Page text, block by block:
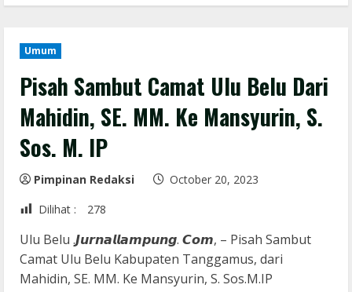
Umum
Pisah Sambut Camat Ulu Belu Dari
Mahidin, SE. MM. Ke Mansyurin, S.
Sos. M. IP
Pimpinan Redaksi
October 20, 2023
Dilihat :
278
Ulu Belu .𝙅𝙪𝙧𝙣𝙖𝙡𝙡𝙖𝙢𝙥𝙪𝙣𝙜. 𝘾𝙤𝙢, – Pisah Sambut
Camat Ulu Belu Kabupaten Tanggamus, dari
Mahidin, SE. MM. Ke Mansyurin, S. Sos.M.IP